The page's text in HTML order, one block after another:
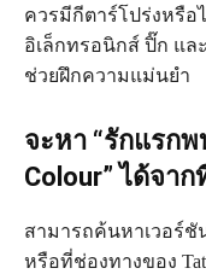
ควรมีกีตาร์โปร่งหรือ
อิเล็กทรอนิกส์ ปิ๊ก แล
ช่วยฝึกความแม่นยำ
จะหา “รักแรกพ
Colour” ได้จา
สามารถค้นหาเวอร์ชั
หรือที่ช่องทางของ